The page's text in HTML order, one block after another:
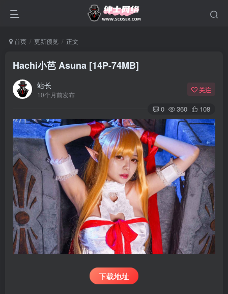
首页 更新预览 正文
Hachi小芭 Asuna [14P-74MB]
站长
10个月前发布
关注
0 360 108
下载地址